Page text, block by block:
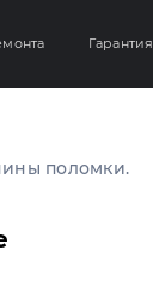
Гарантия
поломки.